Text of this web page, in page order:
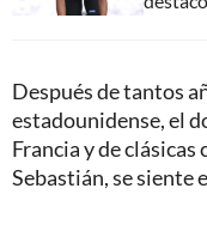
Después de tantos
estadounidense, el
Francia y de clásicas
Sebastián, se siente